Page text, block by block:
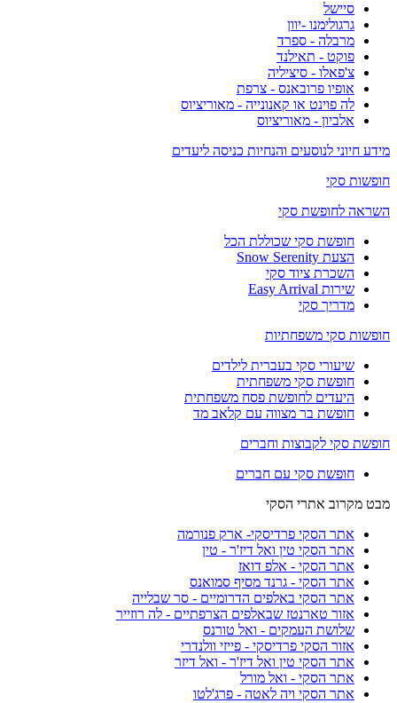
סיישל
גרגולימנו -יוון
מרבלה - ספרד
פוקט - תאילנד
צ'פאלו - סיציליה
אופיו פרובאנס - צרפת
לה פוינט או קאנונייה - מאוריציוס
אלביון - מאוריציוס
מידע חיוני לנוסעים והנחיות כניסה ליעדים
חופשות סקי
השראה לחופשת סקי
חופשת סקי שכוללת הכל
הצעת Snow Serenity
השכרת ציוד סקי
שירות Easy Arrival
מדריך סקי
חופשות סקי משפחתיות
שיעורי סקי בעברית לילדים
חופשת סקי משפחתית
היעדים לחופשת פסח משפחתית
חופשת בר מצווה עם קלאב מד
חופשת סקי לקבוצות וחברים
חופשת סקי עם חברים
מבט מקרוב אתרי הסקי
אתר הסקי פרדיסקי- ארק פנורמה
אתר הסקי טין ואל דיז'ר - טין
אתר הסקי - אלפ דואז
אתר הסקי - גרנד מסיף סמואנס
אתר הסקי באלפים הדרומיים - סר שבלייה
אזור טארנטז שבאלפים הצרפתיים - לה רוזייר
שלושת העמקים - ואל טורנס
אזור הסקי פרדיסקי - פייזי וולנדרי
אתר הסקי טין ואל דיז'ר - ואל דיזר
אתר הסקי - ואל מורל
אתר הסקי ויה לאטה - פרג'לטו